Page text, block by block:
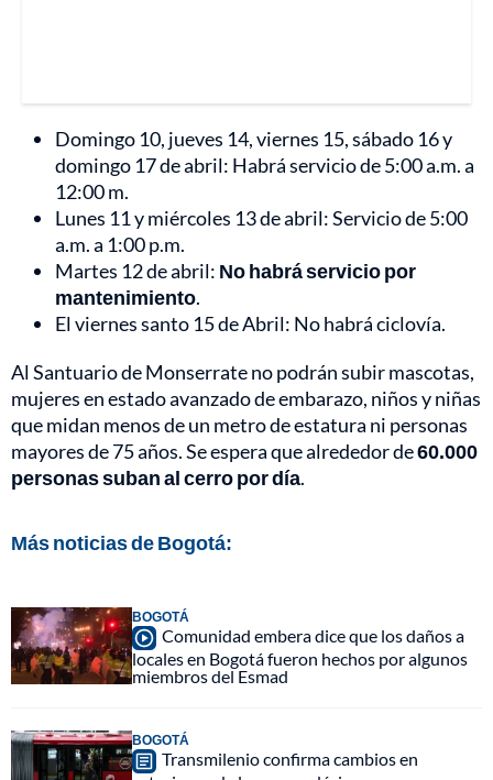
Domingo 10, jueves 14, viernes 15, sábado 16 y
domingo 17 de abril: Habrá servicio de 5:00 a.m. a
12:00 m.
Lunes 11 y miércoles 13 de abril: Servicio de 5:00
a.m. a 1:00 p.m.
Martes 12 de abril: No habrá servicio por
mantenimiento.
El viernes santo 15 de Abril: No habrá ciclovía.
Al Santuario de Monserrate no podrán subir mascotas,
mujeres en estado avanzado de embarazo, niños y niñas
que midan menos de un metro de estatura ni personas
mayores de 75 años. Se espera que alrededor de60.000
personas suban al cerro por día.
Más noticias de Bogotá:
BOGOTÁ
Comunidad embera dice que los daños a
locales en Bogotá fueron hechos por algunos
miembros del Esmad
BOGOTÁ
Transmilenio confirma cambios en